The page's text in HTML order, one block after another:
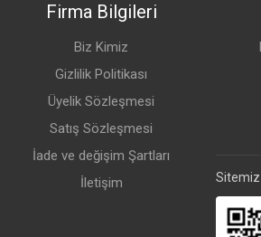
Firma Bilgileri
Biz Kimiz
Gizlilik Politikası
Üyelik Sözleşmesi
Satış Sözleşmesi
İade ve değişim Şartları
İletişim
Sitemiz